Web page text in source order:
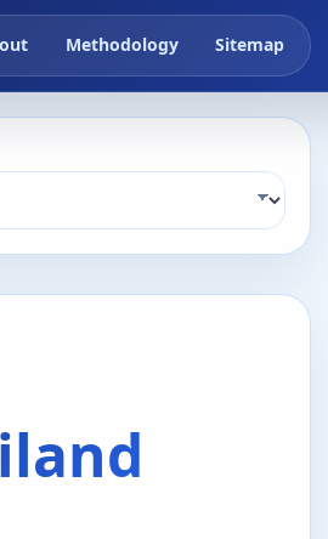
Methodology Sitemap